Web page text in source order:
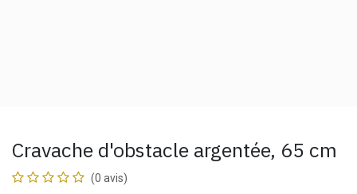
Cravache d'obstacle argentée, 65 cm
(0 avis)